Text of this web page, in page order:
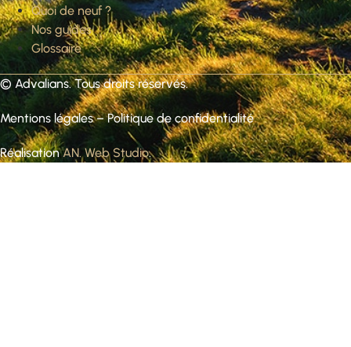
Quoi de neuf ?
Nos guides
Glossaire
© Advalians. Tous droits réservés.
Mentions légales–Politique de confidentialité
RéalisationAN. Web Studio.